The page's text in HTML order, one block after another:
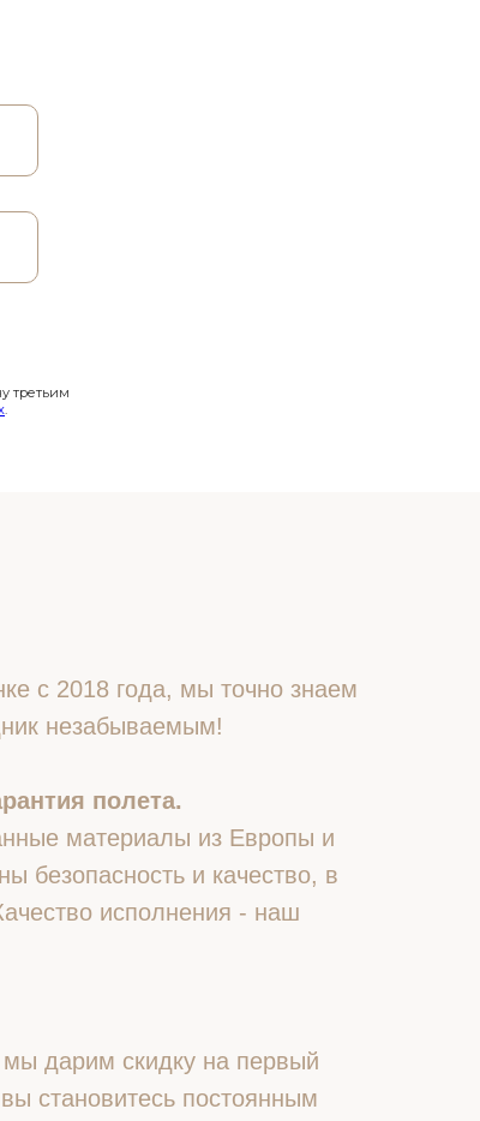
третьим
.
с 2018 года, мы точно знаем
незабываемым!
полета.
материалы из Европы и
безопасность и качество, в
исполнения - наш
дарим скидку на первый
становитесь постоянным